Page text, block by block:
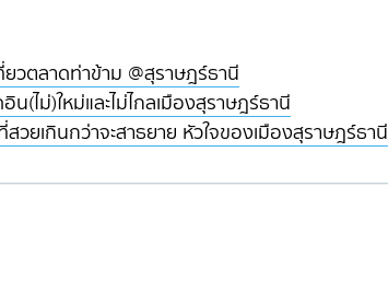
วตลาดท่าข้าม @สุราษฎร์ธานี
(ไม่)ใหม่และไม่ไกลเมืองสุราษฎร์ธานี
ยเกินกว่าจะสาธยาย หัวใจของเมืองสุราษฎร์ธานี